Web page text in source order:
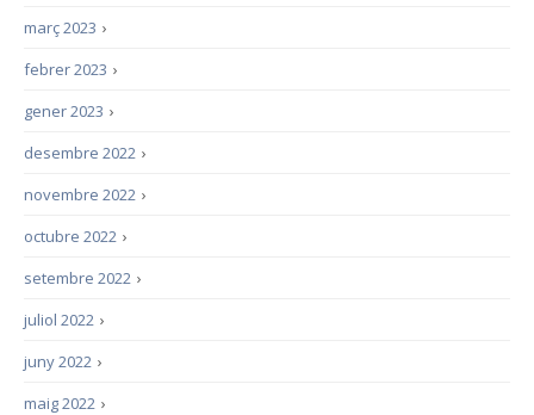
›
març 2023
›
febrer 2023
›
gener 2023
›
desembre 2022
›
novembre 2022
›
octubre 2022
›
setembre 2022
›
juliol 2022
›
juny 2022
›
maig 2022